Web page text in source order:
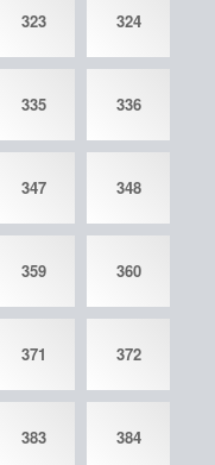
323 324
335 336
347 348
359 360
371 372
383 384